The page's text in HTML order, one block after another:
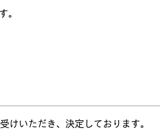
。
けいただき、決定しております。